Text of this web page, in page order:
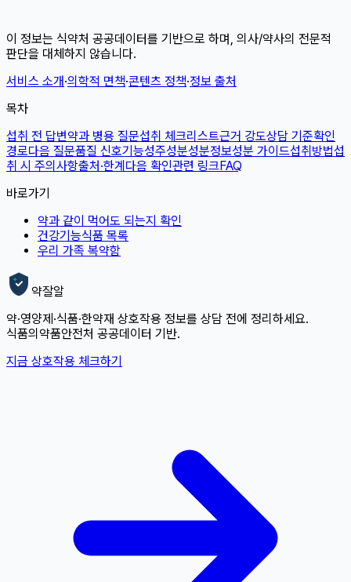
이 정보는 식약처 공공데이터를 기반으로 하며, 의사/약사의 전문적
판단을 대체하지 않습니다.
서비스 소개·의학적 면책·콘텐츠 정책·정보 출처
목차
섭취 전 답변약과 병용 질문섭취 체크리스트근거 강도상담 기준확인
경로다음 질문품질 신호기능성주성분성분정보성분 가이드섭취방법섭
취 시 주의사항출처·한계다음 확인관련 링크FAQ
바로가기
약과 같이 먹어도 되는지 확인
건강기능식품 목록
우리 가족 복약함
약잘알
약·영양제·식품·한약재 상호작용 정보를 상담 전에 정리하세요.
식품의약품안전처 공공데이터 기반.
지금 상호작용 체크하기